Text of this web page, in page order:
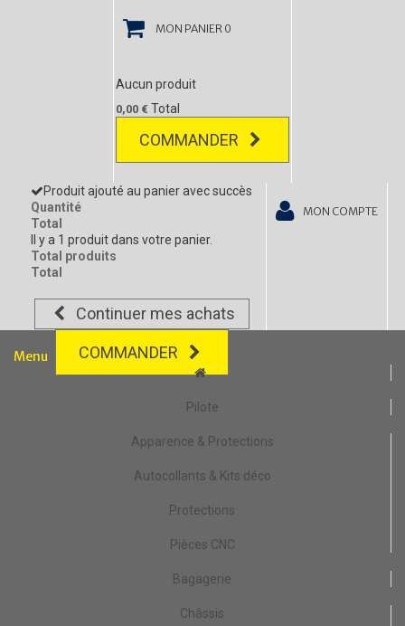
MON PANIER 0
Aucun produit
0,00 € Total
COMMANDER
Produit ajouté au panier avec succès
Quantité
Total
Il y a 1 produit dans votre panier.
Total produits
Total
Continuer mes achats
COMMANDER
MON COMPTE
Menu
Pilote
Apparence & Protections
Autocollants & Kits déco
Protections
Pièces CNC
Bagagerie
Châssis